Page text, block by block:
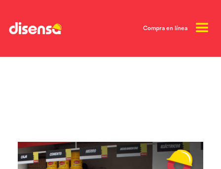
Compra en línea